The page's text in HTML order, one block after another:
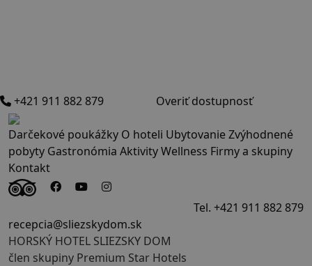
+421 911 882 879 Overiť dostupnosť
Darčekové poukážky O hoteli UbytovanieZvýhodnené
pobyty Gastronómia AktivityWellness Firmy a skupiny
Kontakt
Tel. +421 911 882 879
recepcia@sliezskydom.sk
HORSKÝ HOTEL SLIEZSKY DOM
člen skupiny Premium Star Hotels